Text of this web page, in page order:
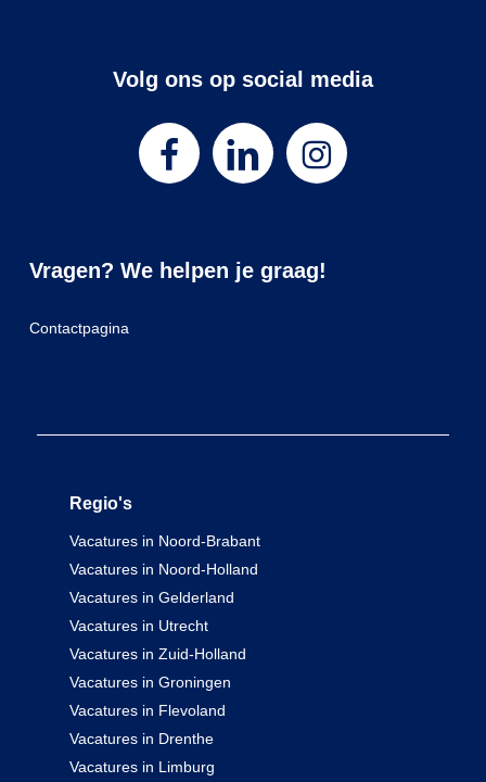
Volg ons op social media
Vragen? We helpen je graag!
Contactpagina
Regio's
Vacatures in Noord-Brabant
Vacatures in Noord-Holland
Vacatures in Gelderland
Vacatures in Utrecht
Vacatures in Zuid-Holland
Vacatures in Groningen
Vacatures in Flevoland
Vacatures in Drenthe
Vacatures in Limburg